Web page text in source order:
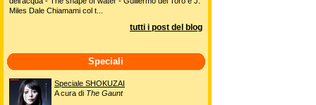
Miles Dale Chiamami col t...
tutti i post del blog
Speciali
Speciale SHOKUZAI
A cura di The Gaunt